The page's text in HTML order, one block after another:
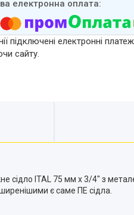
підключені електронні
сайту.
ITAL 75 мм х 3/4" з
є саме ПЕ сідла.